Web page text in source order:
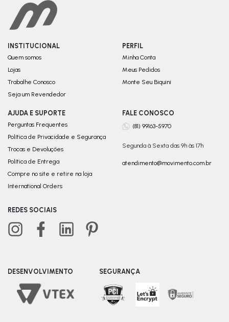
INSTITUCIONAL
Quem somos
Lojas
Trabalhe Conosco
Seja um Revendedor
PERFIL
Minha Conta
Meus Pedidos
Monte Seu Biquini
AJUDA E SUPORTE
Perguntas Frequentes
Política de Privacidade e Segurança
Trocas e Devoluções
Política de Entrega
Compre no site e retire na loja
International Orders
FALE CONOSCO
(81) 99163-5970
Segunda à Sexta das 9h às 17h
atendimento@movimento.com.br
REDES SOCIAIS
DESENVOLVIMENTO SEGURANÇA